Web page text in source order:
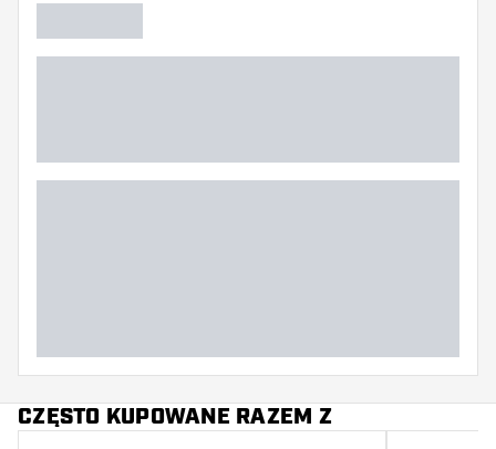
Kształt lotki
CZĘSTO KUPOWANE RAZEM Z